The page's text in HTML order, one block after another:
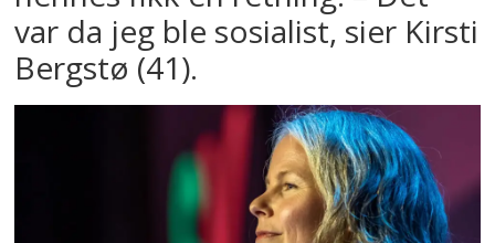
var da jeg ble sosialist, sier Kirsti
Bergstø (41).